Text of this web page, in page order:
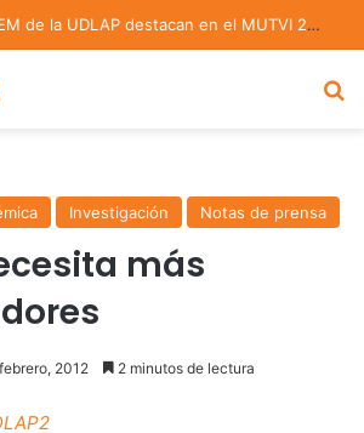
Estudiantes STEM de la UDLAP destacan en el MUTVI 2026
Investigación Notas de prensa
más
2012 2 minutos de lectura